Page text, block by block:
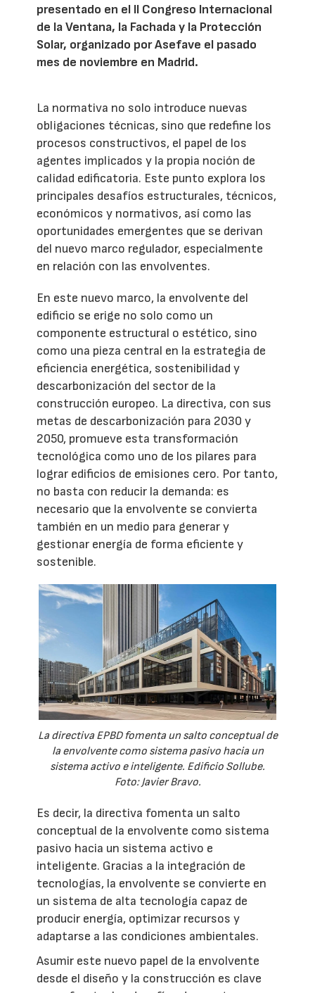
presentado en el II Congreso Internacional
de la Ventana, la Fachada y la Protección
Solar, organizado por Asefave el pasado
mes de noviembre en Madrid.
La normativa no solo introduce nuevas
obligaciones técnicas, sino que redefine los
procesos constructivos, el papel de los
agentes implicados y la propia noción de
calidad edificatoria. Este punto explora los
principales desafíos estructurales, técnicos,
económicos y normativos, así como las
oportunidades emergentes que se derivan
del nuevo marco regulador, especialmente
en relación con las envolventes.
En este nuevo marco, la envolvente del
edificio se erige no solo como un
componente estructural o estético, sino
como una pieza central en la estrategia de
eficiencia energética, sostenibilidad y
descarbonización del sector de la
construcción europeo. La directiva, con sus
metas de descarbonización para 2030 y
2050, promueve esta transformación
tecnológica como uno de los pilares para
lograr edificios de emisiones cero. Por tanto,
no basta con reducir la demanda: es
necesario que la envolvente se convierta
también en un medio para generar y
gestionar energía de forma eficiente y
sostenible.
La directiva EPBD fomenta un salto conceptual de
la envolvente como sistema pasivo hacia un
sistema activo e inteligente. Edificio Sollube.
Foto: Javier Bravo.
Es decir, la directiva fomenta un salto
conceptual de la envolvente como sistema
pasivo hacia un sistema activo e
inteligente. Gracias a la integración de
tecnologías, la envolvente se convierte en
un sistema de alta tecnología capaz de
producir energía, optimizar recursos y
adaptarse a las condiciones ambientales.
Asumir este nuevo papel de la envolvente
desde el diseño y la construcción es clave